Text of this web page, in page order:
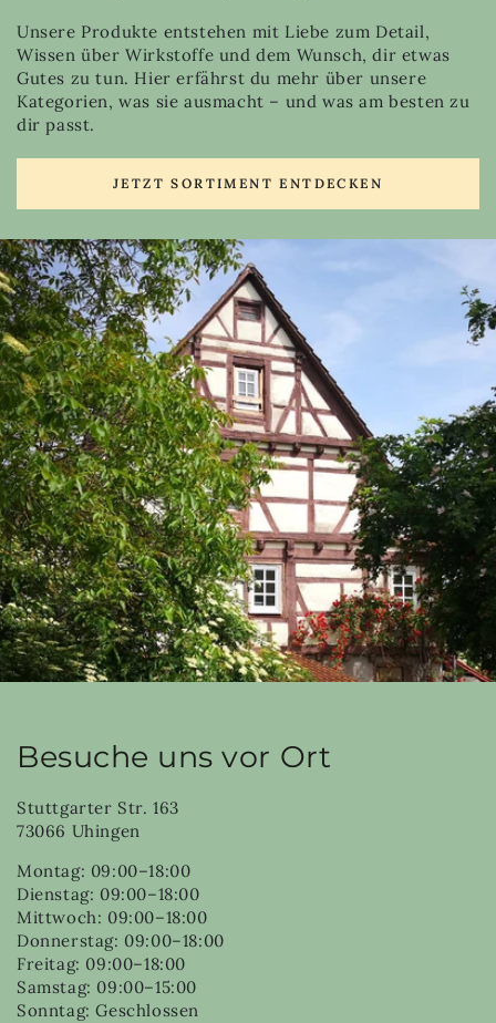
Unsere Produkte entstehen mit Liebe zum Detail,
Wissen über Wirkstoffe und dem Wunsch, dir etwas
Gutes zu tun. Hier erfährst du mehr über unsere
Kategorien, was sie ausmacht – und was am besten zu
dir passt.
JETZT SORTIMENT ENTDECKEN
Besuche uns vor Ort
Stuttgarter Str. 163
73066 Uhingen
Montag: 09:00–18:00
Dienstag: 09:00–18:00
Mittwoch: 09:00–18:00
Donnerstag: 09:00–18:00
Freitag: 09:00–18:00
Samstag: 09:00–15:00
Sonntag: Geschlossen